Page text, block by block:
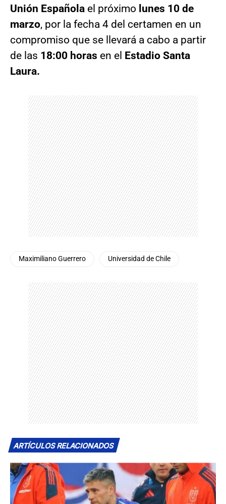
Unión Española el próximo lunes 10 de
marzo, por la fecha 4 del certamen en un
compromiso que se llevará a cabo a partir
de las 18:00 horas en el Estadio Santa
Laura.
Maximiliano Guerrero Universidad de Chile
ARTÍCULOS RELACIONADOS